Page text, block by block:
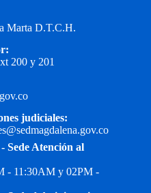
Marta D.T.C.H.
200 y 201
judiciales:
Sede Atención al
- 11:30AM y 02PM -